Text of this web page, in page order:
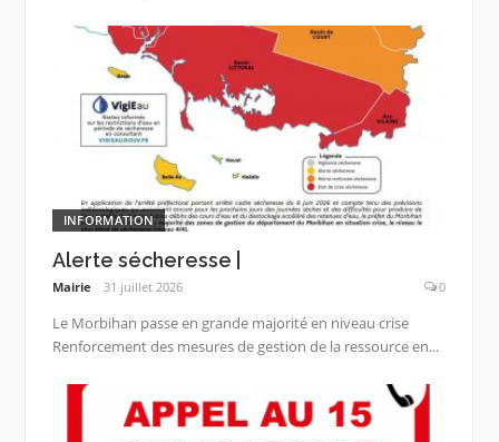
INFORMATION
Alerte sécheresse |
Mairie 31 juillet 2026 0
Le Morbihan passe en grande majorité en niveau crise
Renforcement des mesures de gestion de la ressource en...